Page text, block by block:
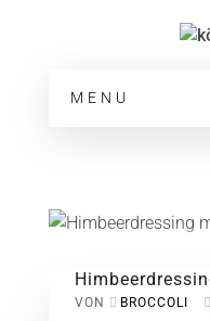
MENU
VON BROCCOLI